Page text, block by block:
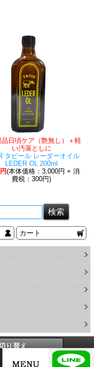
品日頃ケア（艶無し）＋軽
い汚落としに
タピール レーダーオイル
LEDER OL 200ml
(本体価格：3,000円 + 消
費税：300円)
カート
り替え